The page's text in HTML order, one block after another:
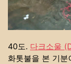
40도. 다크소울
화톳불을 본 기